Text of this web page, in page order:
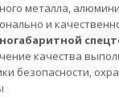
металла,
и
качества
безопасности,